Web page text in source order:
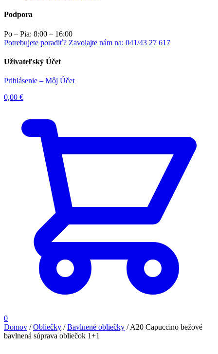
Podpora
Po – Pia: 8:00 – 16:00
Potrebujete poradiť? Zavolajte nám na: 041/43 27 617
Užívateľský Účet
Prihlásenie – Môj Účet
0,00 €
0
Domov /Obliečky /Bavlnené obliečky /A20 Capuccino bežové
bavlnená súprava obliečok 1+1